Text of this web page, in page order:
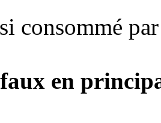
consommé
en